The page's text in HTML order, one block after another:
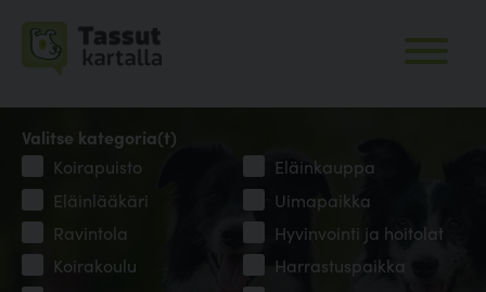
Valitse kategoria(t)
Koirapuisto
Eläinkauppa
Eläinlääkäri
Uimapaikka
Ravintola
Hyvinvointi ja hoitolat
Koirakoulu
Harrastuspaikka